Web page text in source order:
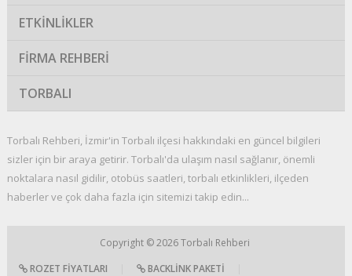
ETKINLIKLER
FIRMA REHBERI
TORBALI
Torbalı Rehberi, İzmir'in Torbalı ilçesi hakkındaki en güncel bilgileri
sizler için bir araya getirir. Torbalı'da ulaşım nasıl sağlanır, önemli
noktalara nasıl gidilir, otobüs saatleri, torbalı etkinlikleri, ilçeden
haberler ve çok daha fazla için sitemizi takip edin...
Copyright © 2026Torbalı Rehberi
ROZET FIYATLARI
BACKLINK PAKETI